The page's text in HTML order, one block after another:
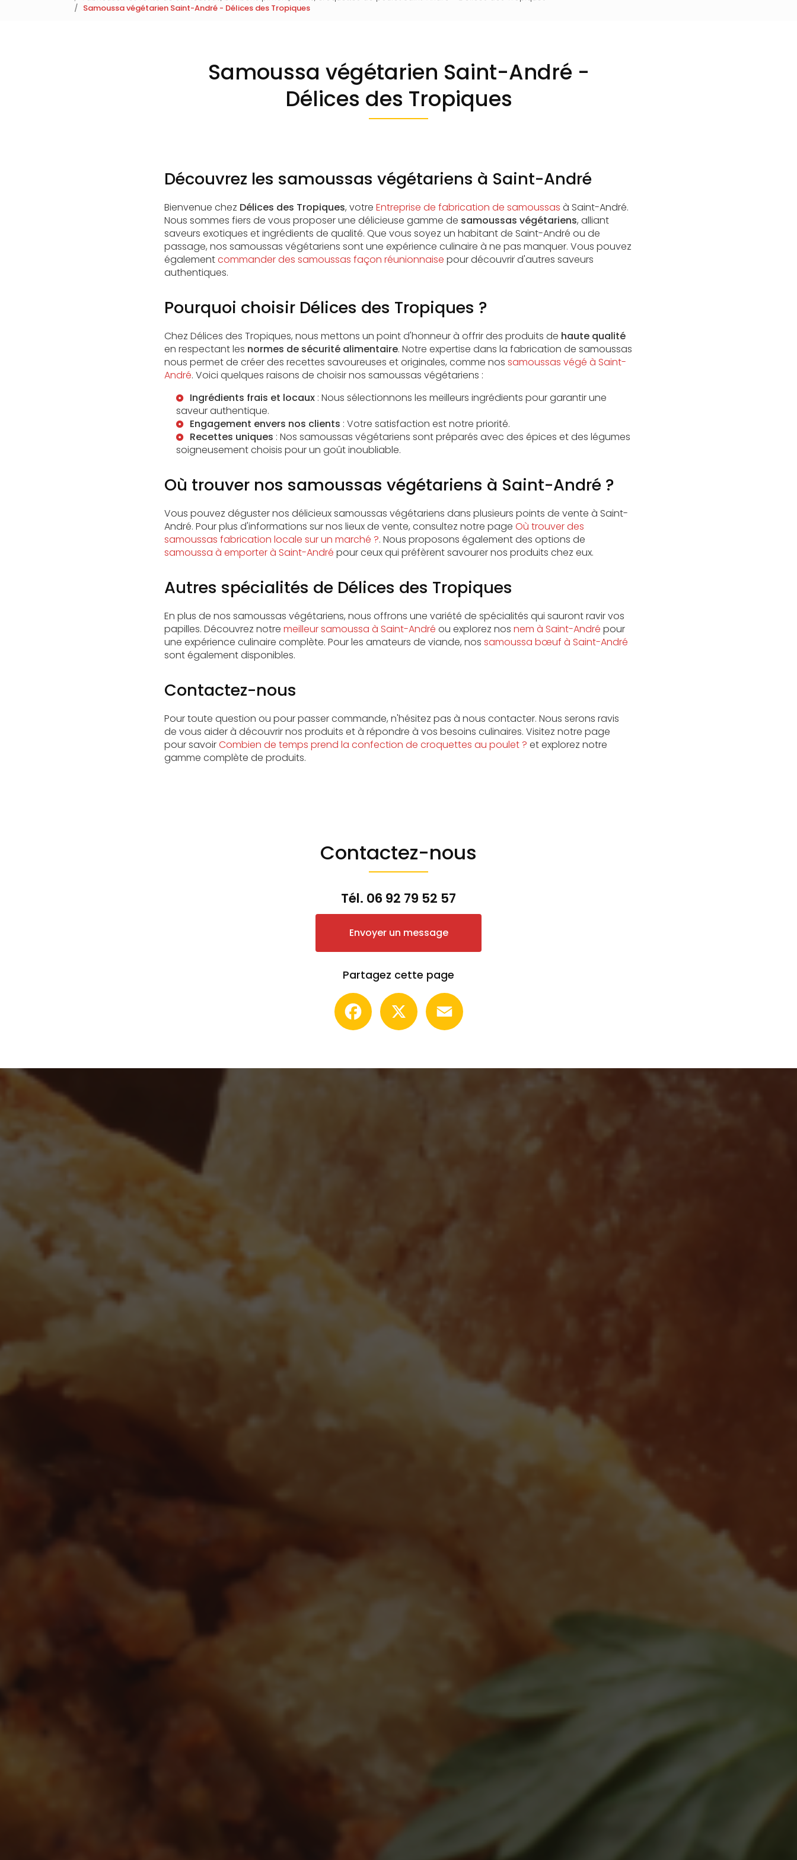
Samoussa végétarien Saint-André - Délices des Tropiques
Samoussa végétarien Saint-André -
Délices des Tropiques
Découvrez les samoussas végétariens à Saint-André
Bienvenue chez Délices des Tropiques, votre Entreprise de fabrication de samoussas à Saint-André.
Nous sommes fiers de vous proposer une délicieuse gamme de samoussas végétariens, alliant
saveurs exotiques et ingrédients de qualité. Que vous soyez un habitant de Saint-André ou de
passage, nos samoussas végétariens sont une expérience culinaire à ne pas manquer. Vous pouvez
égalementcommander des samoussas façon réunionnaise pour découvrir d'autres saveurs
authentiques.
Pourquoi choisir Délices des Tropiques ?
Chez Délices des Tropiques, nous mettons un point d'honneur à offrir des produits de haute qualité
en respectant les normes de sécurité alimentaire. Notre expertise dans la fabrication de samoussas
nous permet de créer des recettes savoureuses et originales, comme nos samoussas végé à Saint-
André. Voici quelques raisons de choisir nos samoussas végétariens :
Ingrédients frais et locaux : Nous sélectionnons les meilleurs ingrédients pour garantir une
saveur authentique.
Engagement envers nos clients : Votre satisfaction est notre priorité.
Recettes uniques : Nos samoussas végétariens sont préparés avec des épices et des légumes
soigneusement choisis pour un goût inoubliable.
Où trouver nos samoussas végétariens à Saint-André ?
Vous pouvez déguster nos délicieux samoussas végétariens dans plusieurs points de vente à Saint-
André. Pour plus d'informations sur nos lieux de vente, consultez notre page Où trouver des
samoussas fabrication locale sur un marché ?. Nous proposons également des options de
samoussa à emporter à Saint-André pour ceux qui préfèrent savourer nos produits chez eux.
Autres spécialités de Délices des Tropiques
En plus de nos samoussas végétariens, nous offrons une variété de spécialités qui sauront ravir vos
papilles. Découvrez notre meilleur samoussa à Saint-André ou explorez nos nem à Saint-André pour
une expérience culinaire complète. Pour les amateurs de viande, nos samoussa bœuf à Saint-André
sont également disponibles.
Contactez-nous
Pour toute question ou pour passer commande, n'hésitez pas à nous contacter. Nous serons ravis
de vous aider à découvrir nos produits et à répondre à vos besoins culinaires. Visitez notre page
pour savoirCombien de temps prend la confection de croquettes au poulet ? et explorez notre
gamme complète de produits.
Contactez-nous
Tél. 06 92 79 52 57
Envoyer un message
Partagez cette page
Facebook